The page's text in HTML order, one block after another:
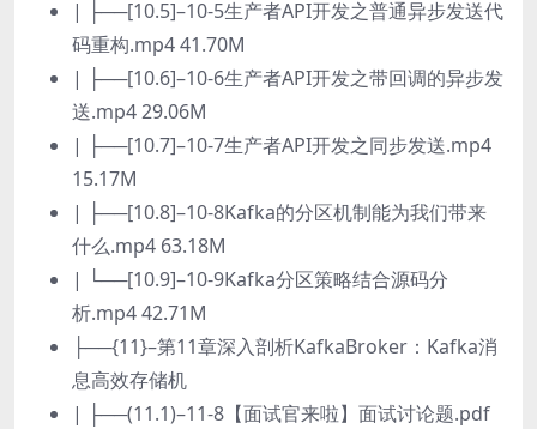
| ├──[10.5]–10-5生产者API开发之普通异步发送代
码重构.mp4 41.70M
| ├──[10.6]–10-6生产者API开发之带回调的异步发
送.mp4 29.06M
| ├──[10.7]–10-7生产者API开发之同步发送.mp4
15.17M
| ├──[10.8]–10-8Kafka的分区机制能为我们带来
什么.mp4 63.18M
| └──[10.9]–10-9Kafka分区策略结合源码分
析.mp4 42.71M
├──{11}–第11章深入剖析KafkaBroker：Kafka消
息高效存储机
| ├──(11.1)–11-8【面试官来啦】面试讨论题.pdf